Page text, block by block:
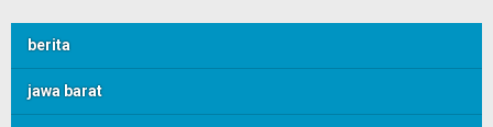
berita
jawa barat